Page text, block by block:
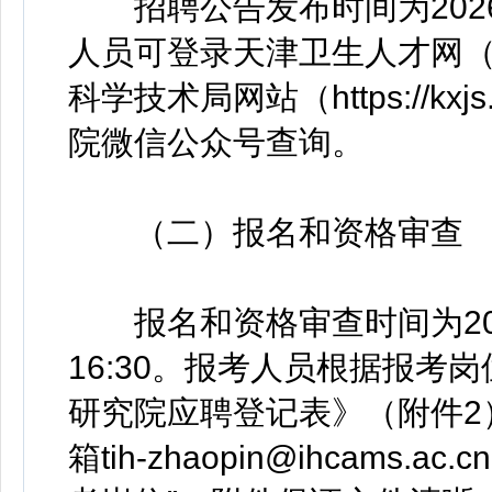
人员可登录天津卫生人才网
科学技术局网站（https://
院微信公众号查询。
（二）报名和资格审查
报名和资格审查时间为
16:30。报考人员根据报考
研究院应聘登记表》（附件
箱tih-